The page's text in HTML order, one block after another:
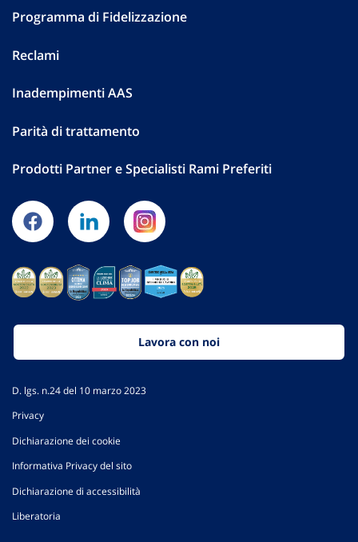
Programma di Fidelizzazione
Reclami
Inadempimenti AAS
Parità di trattamento
Prodotti Partner e Specialisti Rami Preferiti
Lavora con noi
D. lgs. n.24 del 10 marzo 2023
Privacy
Dichiarazione dei cookie
Informativa Privacy del sito
Dichiarazione di accessibilità
Liberatoria